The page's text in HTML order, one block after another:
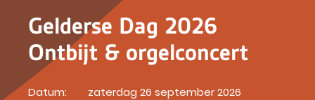
Gelderse Dag 2026
Ontbijt & orgelconcert
Datum:
zaterdag 26 september 2026